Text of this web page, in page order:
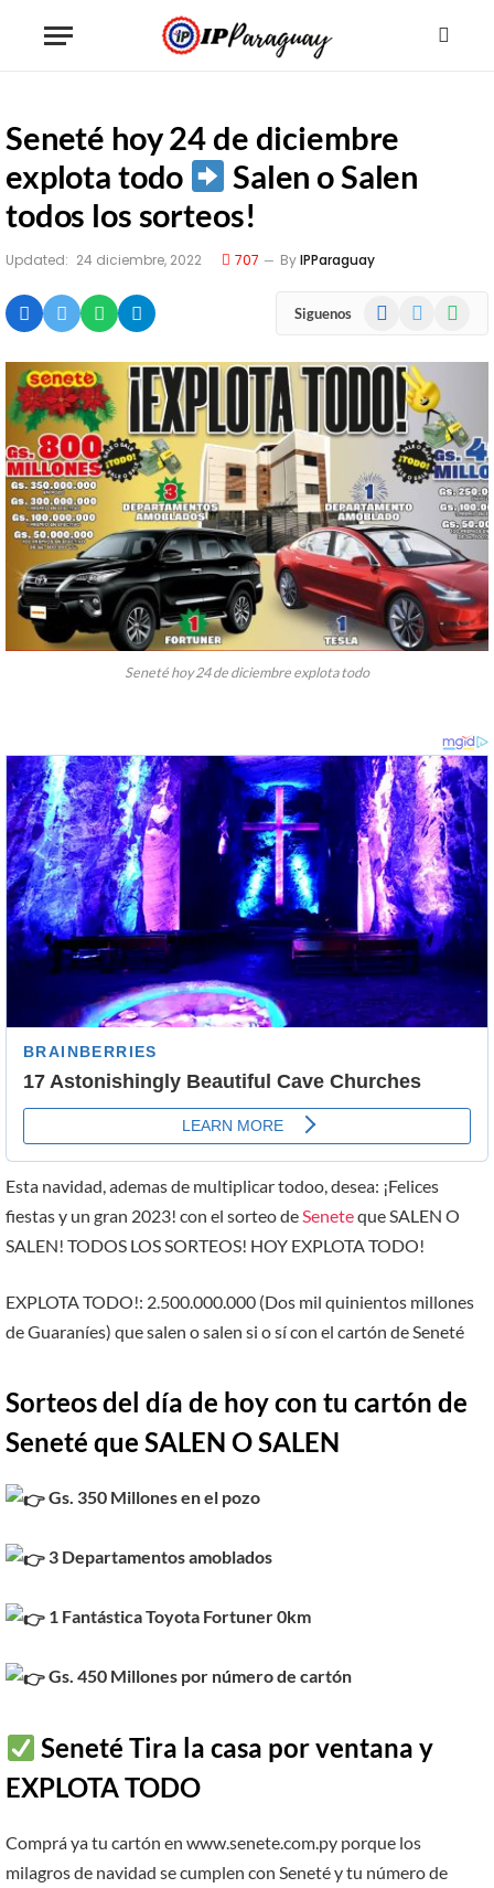
Seneté hoy 24 de diciembre
explota todo
Salen o Salen
todos los sorteos!
Updated: 24 diciembre, 2022 707 ByIPParaguay
Siguenos Facebook
Seneté hoy 24 de diciembre explota todo
Esta navidad, ademas de multiplicar todoo, desea: ¡Felices
fiestas y un gran 2023! con el sorteo de Seneteque SALEN O
SALEN! TODOS LOS SORTEOS! HOY EXPLOTA TODO!
EXPLOTA TODO!: 2.500.000.000 (Dos mil quinientos millones
de Guaraníes) que salen o salen si o sí con el cartón de Seneté
Sorteos del día de hoy con tu cartón de
Seneté que SALEN O SALEN
Gs. 350 Millones en el pozo
3 Departamentos amoblados
1 Fantástica Toyota Fortuner 0km
Gs. 450 Millones por número de cartón
Seneté Tira la casa por ventana y
EXPLOTA TODO
Comprá ya tu cartón en www.senete.com.py porque los
milagros de navidad se cumplen con Seneté y tu número de